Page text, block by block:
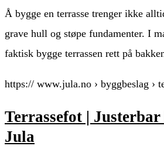
Å bygge en terrasse trenger ikke
grave hull og støpe fundamenter. I
faktisk bygge terrassen rett på
https:// www.jula.no › byggbeslag ›
Terrassefot |
Jula